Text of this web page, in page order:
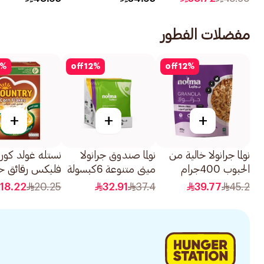
مفضلات الفطور
12%
off
+
نولما جرانولا خالية من
الحبوب 400جرام
45.2
39.77
12%
off
+
نولما صندوق جرانولا
ميني متنوعة 6كبسولة
37.4
32.91
%
+
نستله غولد
فليكس رقائق
الذرة 375جرام
20.25
18.22